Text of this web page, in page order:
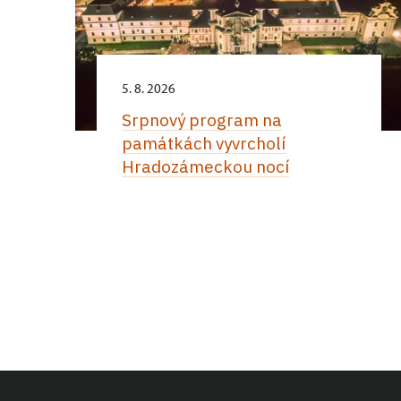
5. 8. 2026
Srpnový program na
památkách vyvrcholí
Hradozámeckou nocí